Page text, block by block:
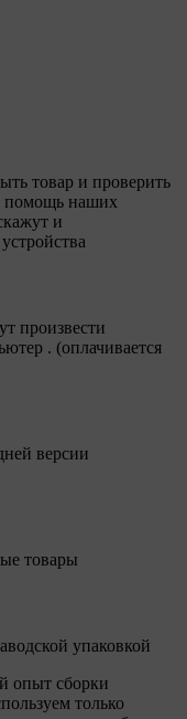
товар и проверить
помощь наших
и
произвести
. (оплачивается
версии
товары
упаковкой
опыт сборки
только